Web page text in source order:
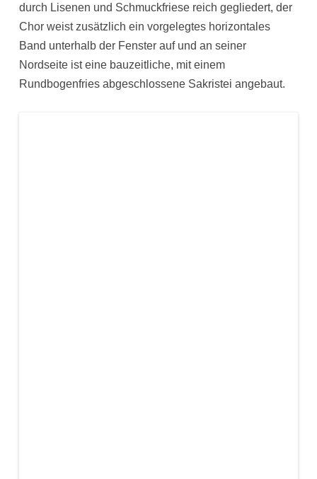
durch Lisenen und Schmuckfriese reich gegliedert, der
Chor weist zusätzlich ein vorgelegtes horizontales
Band unterhalb der Fenster auf und an seiner
Nordseite ist eine bauzeitliche, mit einem
Rundbogenfries abgeschlossene Sakristei angebaut.